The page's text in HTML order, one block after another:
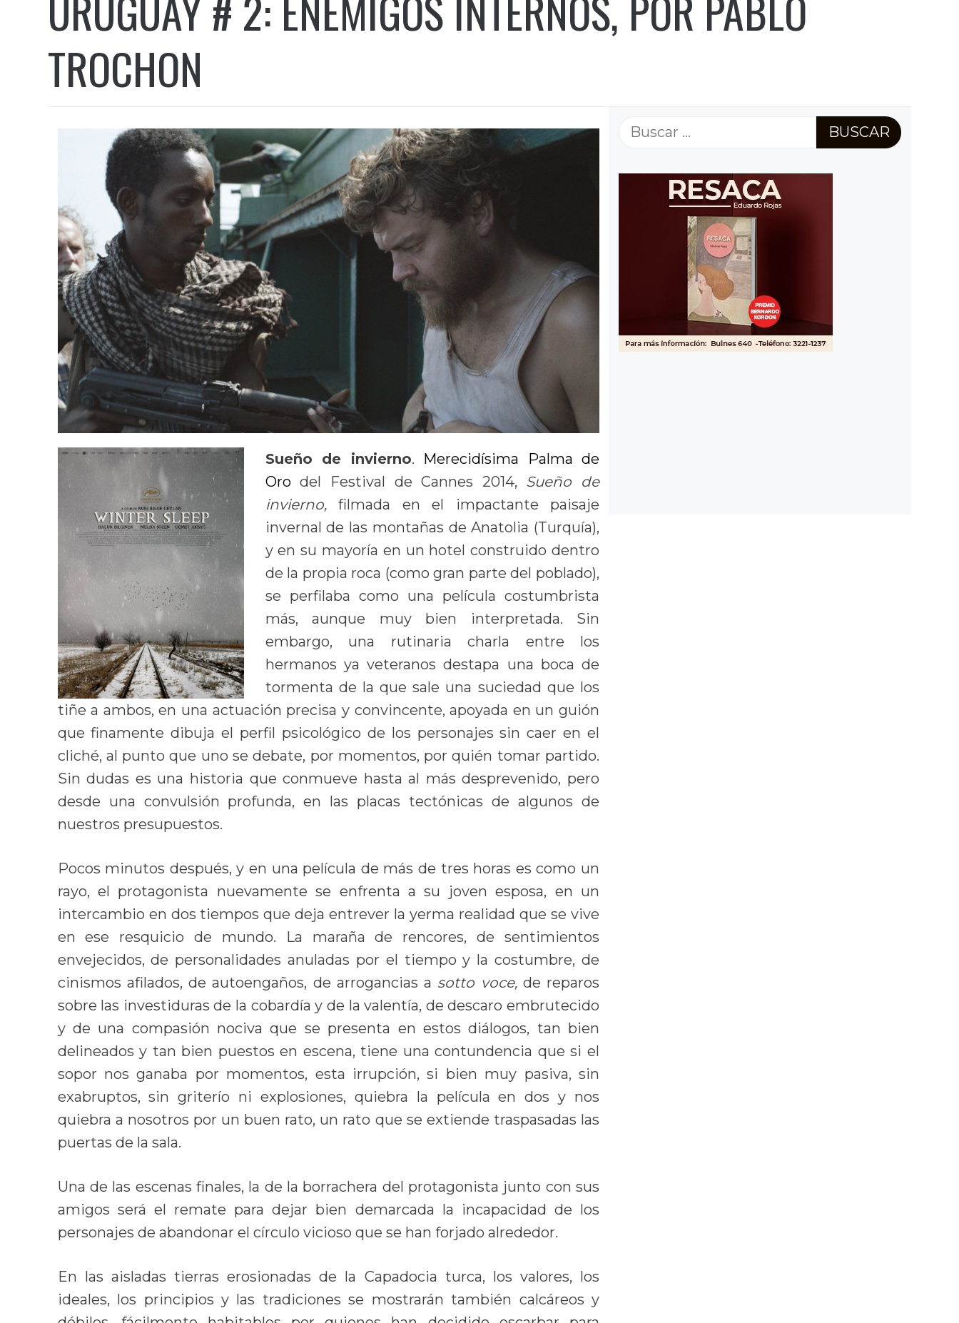
TROCHON
Sueño de invierno. Merecidísima Palma de
Orodel Festival de Cannes 2014, Sueño de
invierno,filmada en el impactante paisaje
invernal de las montañas de Anatolia (Turquía),
y en su mayoría en un hotel construido dentro
de la propia roca (como gran parte del poblado),
se perfilaba como una película costumbrista
más, aunque muy bien interpretada. Sin
embargo, una rutinaria charla entre los
hermanos ya veteranos destapa una boca de
tormenta de la que sale una suciedad que los
tiñe a ambos, en una actuación precisa y convincente, apoyada en un guión
que finamente dibuja el perfil psicológico de los personajes sin caer en el
cliché, al punto que uno se debate, por momentos, por quién tomar partido.
Sin dudas es una historia que conmueve hasta al más desprevenido, pero
desde una convulsión profunda, en las placas tectónicas de algunos de
nuestros presupuestos.
Pocos minutos después, y en una película de más de tres horas es como un
rayo, el protagonista nuevamente se enfrenta a su joven esposa, en un
intercambio en dos tiempos que deja entrever la yerma realidad que se vive
en ese resquicio de mundo. La maraña de rencores, de sentimientos
envejecidos, de personalidades anuladas por el tiempo y la costumbre, de
cinismos afilados, de autoengaños, de arrogancias a sotto voce,de reparos
sobre las investiduras de la cobardía y de la valentía, de descaro embrutecido
y de una compasión nociva que se presenta en estos diálogos, tan bien
delineados y tan bien puestos en escena, tiene una contundencia que si el
sopor nos ganaba por momentos, esta irrupción, si bien muy pasiva, sin
exabruptos, sin griterío ni explosiones, quiebra la película en dos y nos
quiebra a nosotros por un buen rato, un rato que se extiende traspasadas las
puertas de la sala.
Una de las escenas finales, la de la borrachera del protagonista junto con sus
amigos será el remate para dejar bien demarcada la incapacidad de los
personajes de abandonar el círculo vicioso que se han forjado alrededor.
En las aisladas tierras erosionadas de la Capadocia turca, los valores, los
ideales, los principios y las tradiciones se mostrarán también calcáreos y
Buscar: